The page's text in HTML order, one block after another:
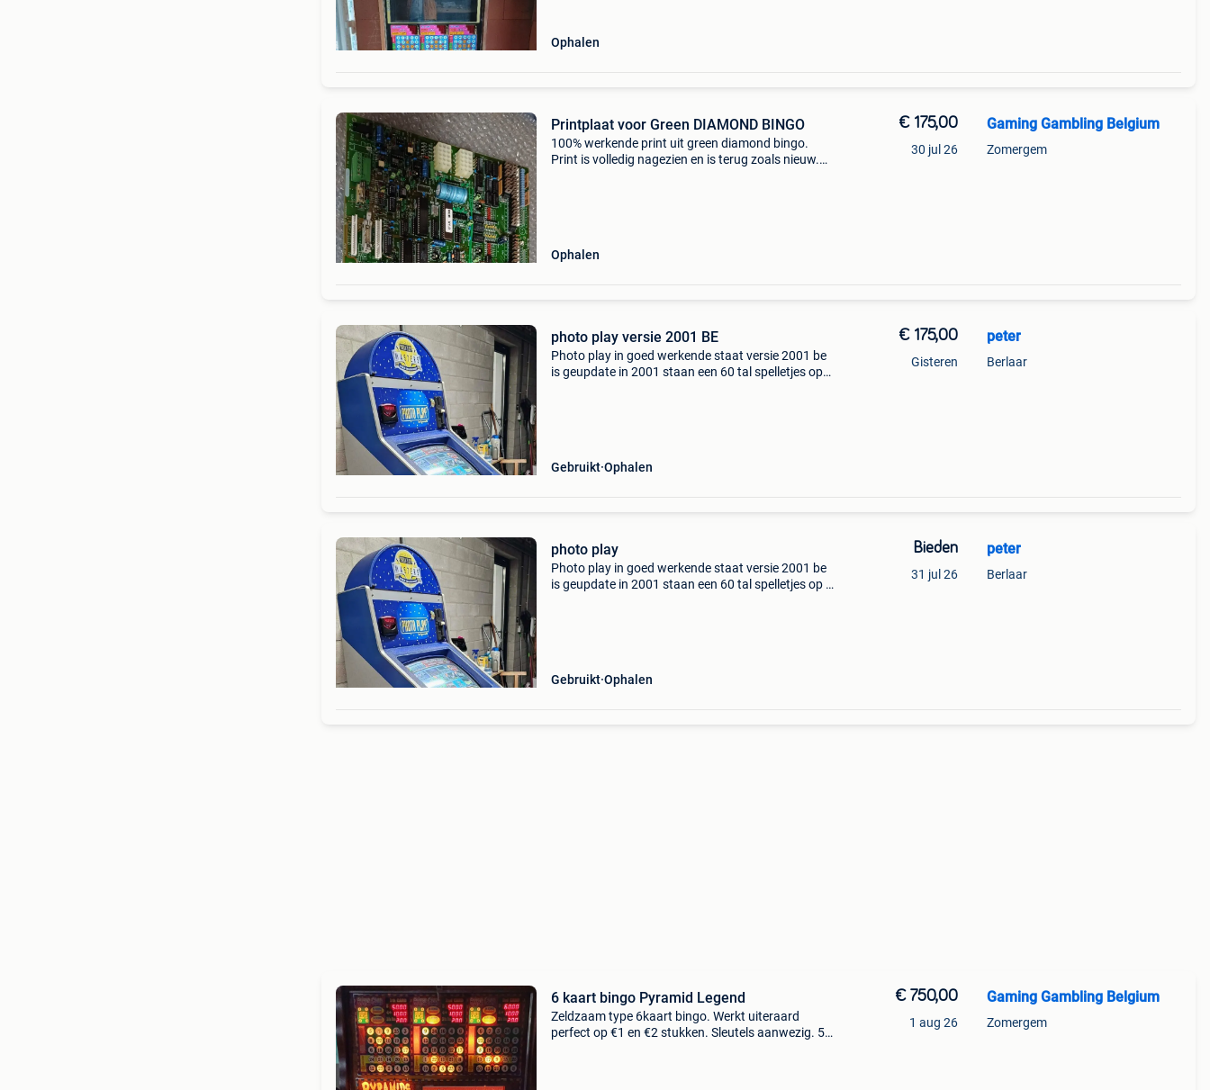
Ophalen
Printplaat voor Green DIAMOND BINGO
100% werkende print uit green diamond bingo.
Print is volledig nagezien en is terug zoals nieuw.
Ophalen
€ 175,00
30 jul 26
Gaming Gambling Belgium
Zomergem
photo play versie 2001 BE
Photo play in goed werkende staat versie 2001 be
is geupdate in 2001 staan een 60 tal spelletjes op
Gebruikt Ophalen
€ 175,00
Gisteren
peter
Berlaar
photo play
Photo play in goed werkende staat versie 2001 be
is geupdate in 2001 staan een 60 tal spelletjes op te
Gebruikt Ophalen
Bieden
31 jul 26
peter
Berlaar
6 kaart bingo Pyramid Legend
Zeldzaam type 6kaart bingo. Werkt uiteraard
perfect op €1 en €2 stukken. Sleutels aanwezig. 5
€ 750,00
1 aug 26
Gaming Gambling Belgium
Zomergem